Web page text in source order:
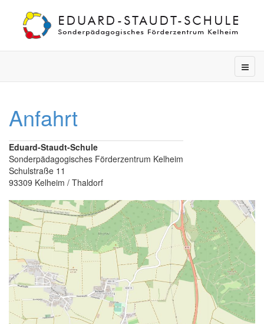
Anfahrt
Eduard-Staudt-Schule
Sonderpädagogisches Förderzentrum Kelheim
Schulstraße 11
93309 Kelheim / Thaldorf